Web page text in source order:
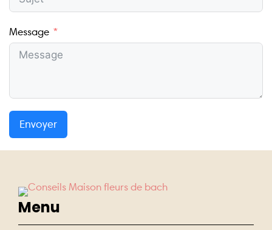
Message
Envoyer
Menu